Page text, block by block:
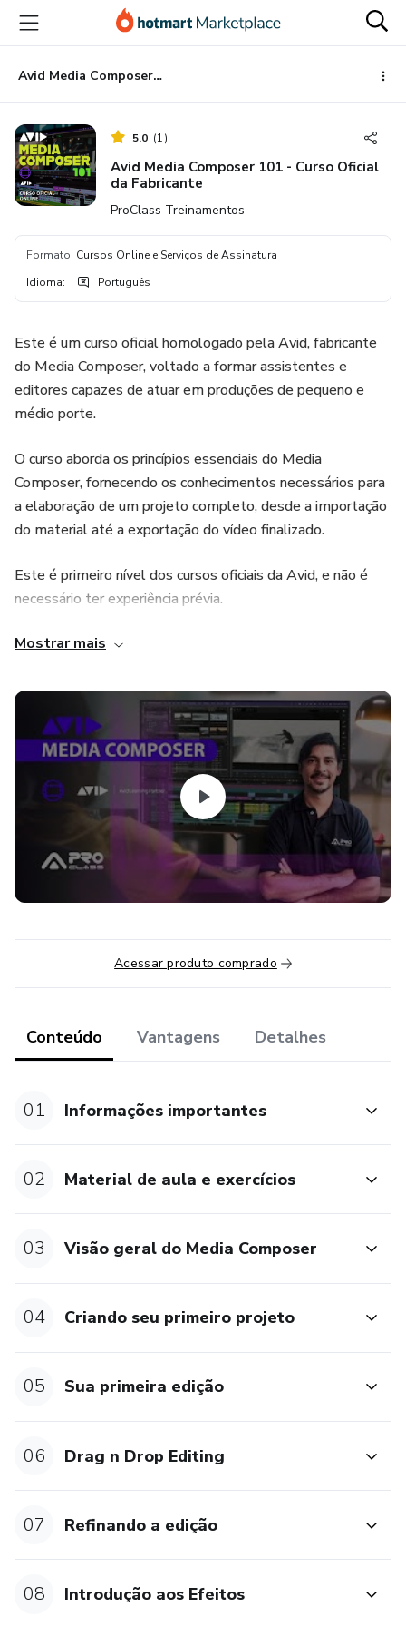
para
conteúdo
principal
para
pagamento
para
rodapé
Avid Media Composer 101 - Curso Oficial da Fabricante
5.0 (1)
Avid Media Composer 101 - Curso Oficial
da Fabricante
ProClass Treinamentos
Formato: Cursos Online e Serviços de Assinatura
Idioma: Português
Este é um curso oficial homologado pela Avid, fabricante
do Media Composer, voltado a formar assistentes e
editores capazes de atuar em produções de pequeno e
médio porte.
O curso aborda os princípios essenciais do Media
Composer, fornecendo os conhecimentos necessários para
a elaboração de um projeto completo, desde a importação
do material até a exportação do vídeo finalizado.
Este é primeiro nível dos cursos oficiais da Avid, e não é
necessário ter experiência prévia.
A ProClass é a única escola do Brasil, autorizada pela
as certificações oficiais em Avid Media Composer.
Mostrar mais
Acessar produto comprado
Conteúdo Vantagens Detalhes
01 Informações importantes
02 Material de aula e exercícios
03 Visão geral do Media Composer
04 Criando seu primeiro projeto
05 Sua primeira edição
06 Drag n Drop Editing
07 Refinando a edição
08 Introdução aos Efeitos